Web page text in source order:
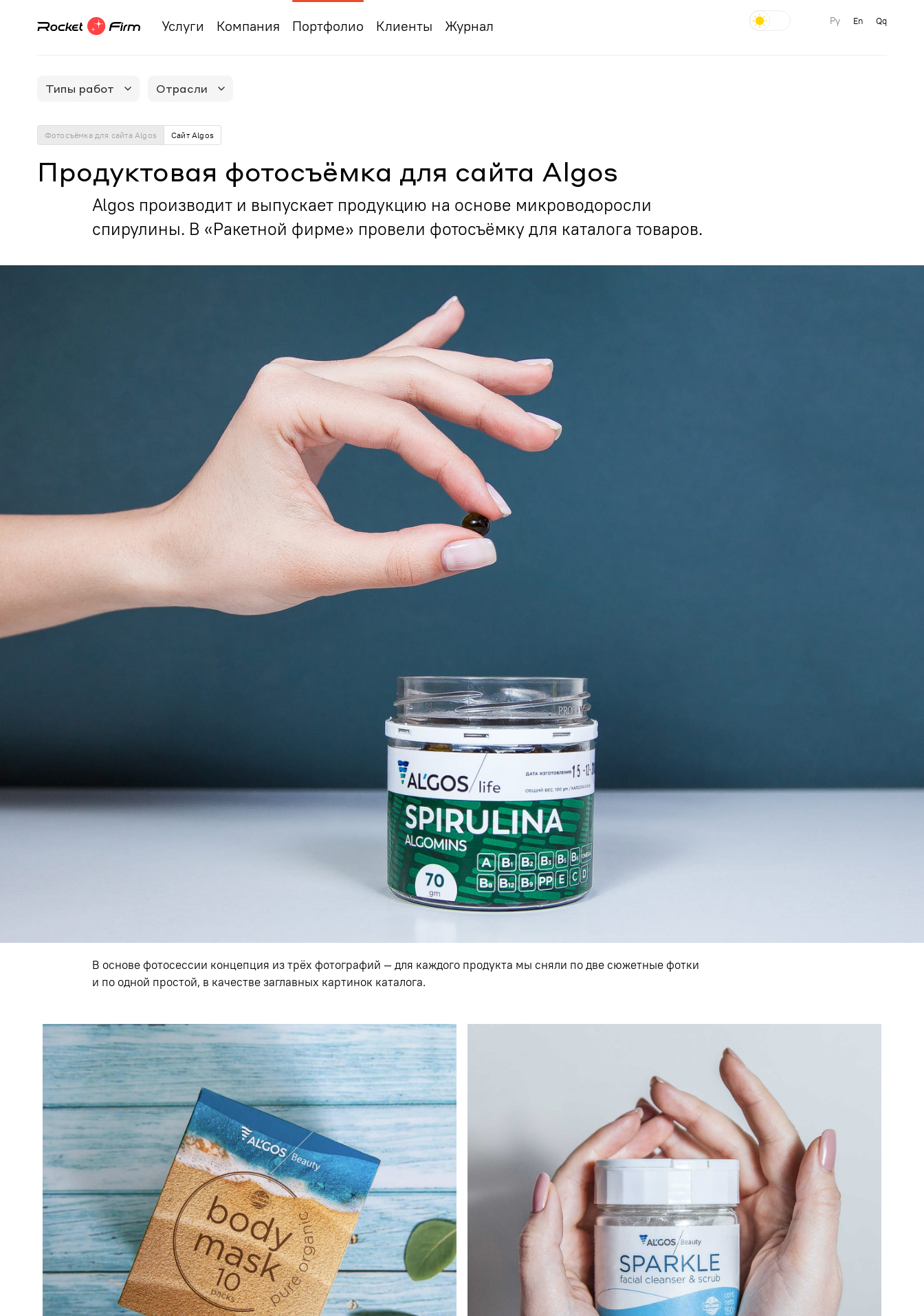
Ру En Qq
Услуги Компания Портфолио Клиенты Журнал
Типы работ Отрасли
Фотосъёмка для сайта Algos Сайт Algos
Продуктовая фотосъёмка для сайта Algos
Algos производит и выпускает продукцию на основе микроводоросли
спирулины. В «Ракетной фирме» провели фотосъёмку для каталога товаров.
В основе фотосессии концепция из трёх фотографий — для каждого продукта мы сняли по две сюжетные фотки
и по одной простой, в качестве заглавных картинок каталога.